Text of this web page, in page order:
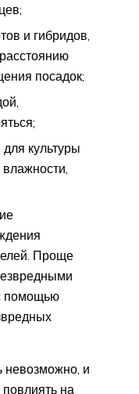
и гибридов,
посадок;
культуры
Проще
помощью
невозможно, и
на